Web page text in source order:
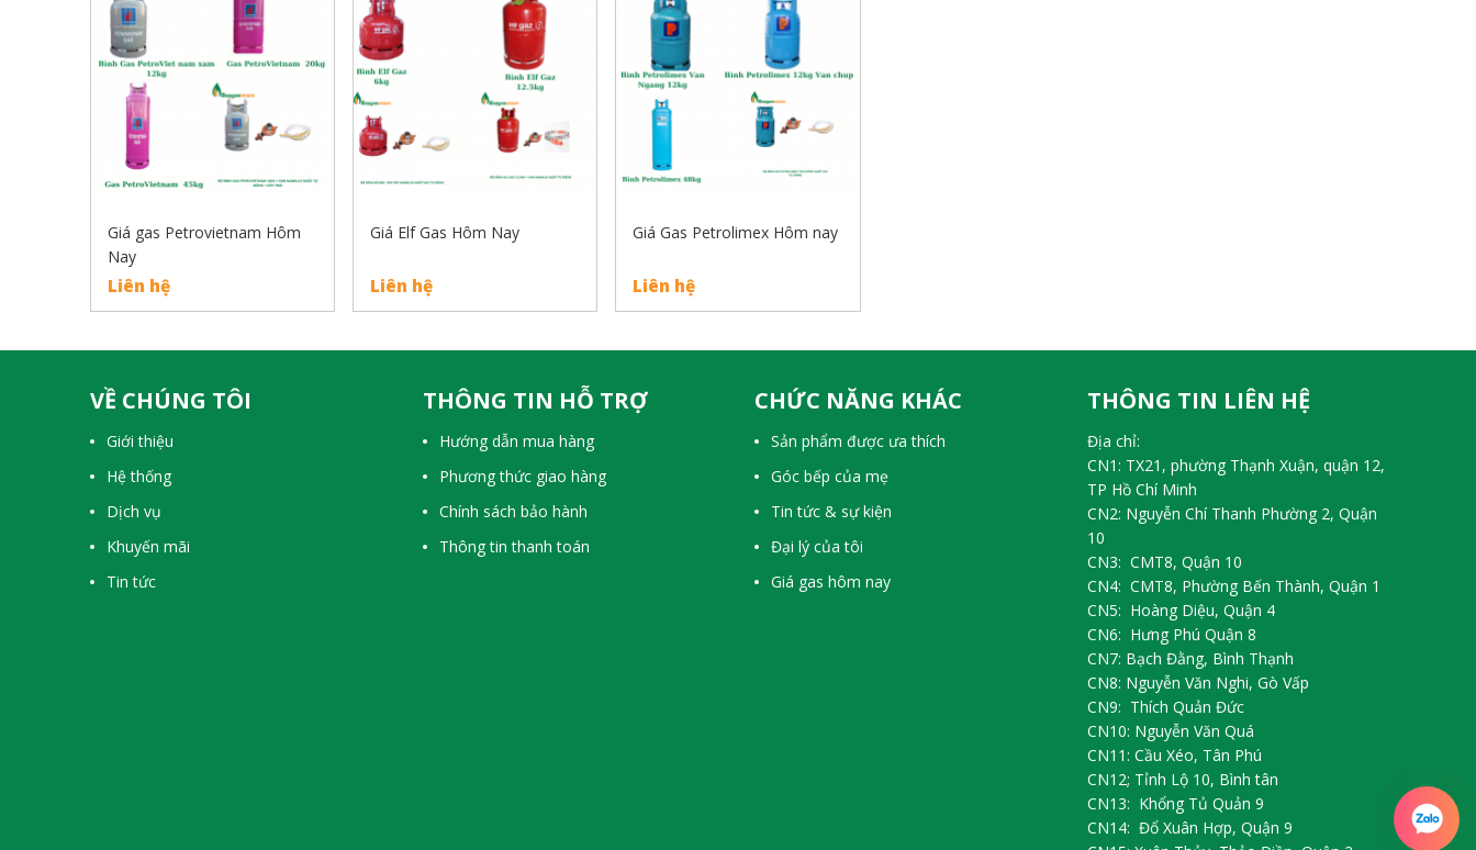
Giá gas Petrovietnam Hôm
Nay
Liên hệ
Giá Elf Gas Hôm Nay
Liên hệ
Giá Gas Petrolimex Hôm nay
Liên hệ
VỀ CHÚNG TÔI
Giới thiệu
Hệ thống
Dịch vụ
Khuyến mãi
Tin tức
THÔNG TIN HỖ TRỢ
Hướng dẫn mua hàng
Phương thức giao hàng
Chính sách bảo hành
Thông tin thanh toán
CHỨC NĂNG KHÁC
Sản phẩm được ưa thích
Góc bếp của mẹ
Tin tức & sự kiện
Đại lý của tôi
Giá gas hôm nay
THÔNG TIN LIÊN HỆ
Địa chỉ:
CN1: TX21, phường Thạnh Xuận, quận 12,
TP Hồ Chí Minh
CN2: Nguyễn Chí Thanh Phường 2, Quận
10
CN3: CMT8, Quận 10
CN4: CMT8, Phường Bến Thành, Quận 1
CN5: Hoàng Diệu, Quận 4
CN6: Hưng Phú Quận 8
CN7: Bạch Đằng, Bình Thạnh
CN8: Nguyễn Văn Nghi, Gò Vấp
CN9: Thích Quản Đức
CN10: Nguyễn Văn Quá
CN11: Cầu Xéo, Tân Phú
CN12; Tỉnh Lộ 10, Bình tân
CN13: Khổng Tủ Quản 9
CN14: Đổ Xuân Hợp, Quận 9